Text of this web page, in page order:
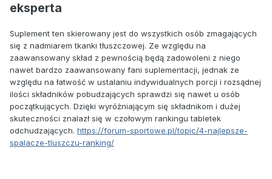
eksperta
Suplement ten skierowany jest do wszystkich osób zmagających
się z nadmiarem tkanki tłuszczowej. Ze względu na
zaawansowany skład z pewnością będą zadowoleni z niego
nawet bardzo zaawansowany fani suplementacji, jednak ze
względu na łatwość w ustalaniu indywidualnych porcji i rozsądnej
ilości składników pobudzających sprawdzi się nawet u osób
początkujących. Dzięki wyróżniającym się składnikom i dużej
skuteczności znalazł się w czołowym rankingu tabletek
odchudzających. https://forum-sportowe.pl/topic/4-najlepsze-
spalacze-tluszczu-ranking/